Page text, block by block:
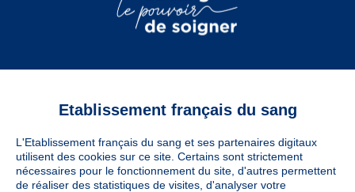
Vous êtes
Informations légales
Etablissement français du sang
L'Etablissement français du sang et ses partenaires digitaux
utilisent des cookies sur ce site. Certains sont strictement
nécessaires pour le fonctionnement du site, d'autres permettent
de réaliser des statistiques de visites, d'analyser votre